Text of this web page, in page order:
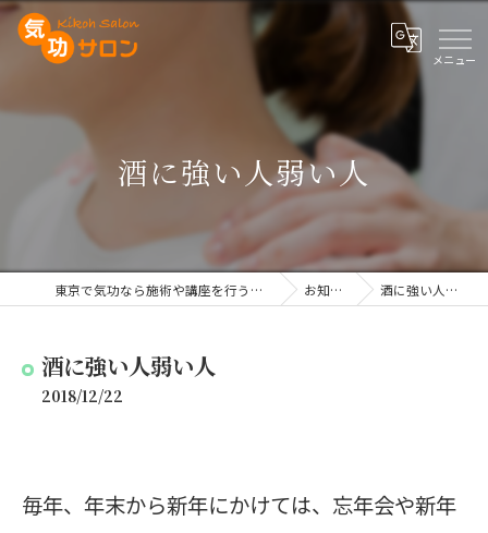
酒に強い人弱い人
東京で気功なら施術や講座を行う気功サロン お知らせ 酒に強い人弱い人
酒に強い人弱い人
2018/12/22
毎年、年末から新年にかけては、忘年会や新年